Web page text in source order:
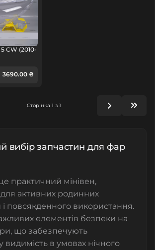
CW (2010-
3690.00 ₴
Сторінка 1 з 1
вибір запчастин для фар
практичний мінівен,
активних родинних
повсякденного використання.
елементів безпеки на
що забезпечують
видимість в умовах нічного